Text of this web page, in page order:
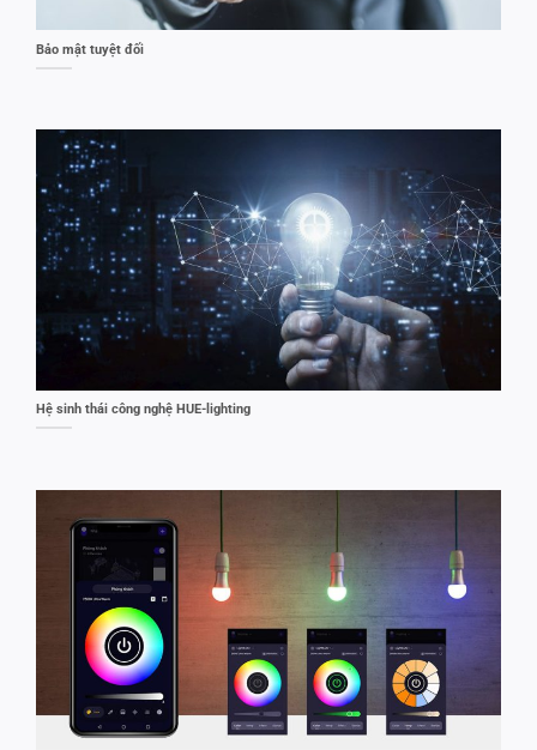
Bảo mật tuyệt đối
Hệ sinh thái công nghệ HUE-lighting